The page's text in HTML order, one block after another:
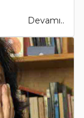
Devamı..